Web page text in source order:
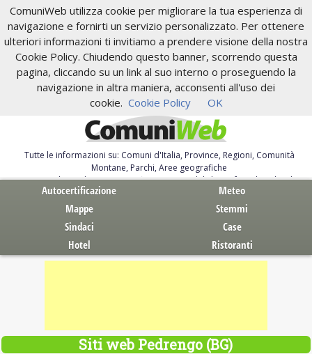
ComuniWeb utilizza cookie per migliorare la tua esperienza di
navigazione e fornirti un servizio personalizzato. Per ottenere
ulteriori informazioni ti invitiamo a prendere visione della nostra
Cookie Policy. Chiudendo questo banner, scorrendo questa
pagina, cliccando su un link al suo interno o proseguendo la
navigazione in altra maniera, acconsenti all'uso dei
cookie. Cookie Policy OK
Tutte le informazioni su: Comuni d'Italia, Province, Regioni, Comunità
Montane, Parchi, Aree geografiche
Servizi al Cittadino. Autocertificazione, moduli, leggi, free download
Autocertificazione
Meteo
Mappe
Stemmi
Sindaci
Case
Hotel
Ristoranti
Siti web Pedrengo (BG)